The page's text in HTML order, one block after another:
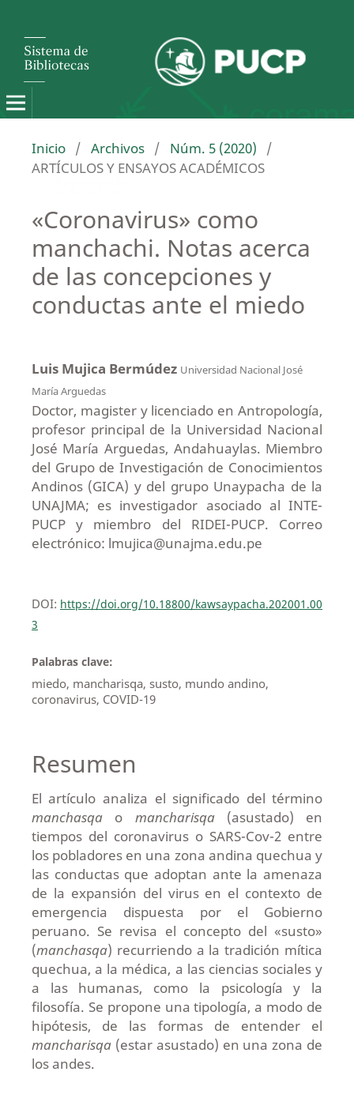
Inicio / Archivos / Núm. 5 (2020)
/
ARTÍCULOS Y ENSAYOS ACADÉMICOS
«Coronavirus» como
manchachi. Notas acerca
de las concepciones y
conductas ante el miedo
Luis Mujica Bermúdez Universidad Nacional José
María Arguedas
Doctor, magister y licenciado en Antropología,
profesor principal de la Universidad Nacional
José María Arguedas, Andahuaylas. Miembro
del Grupo de Investigación de Conocimientos
Andinos (GICA) y del grupo Unaypacha de la
UNAJMA; es investigador asociado al INTE-
PUCP y miembro del RIDEI-PUCP. Correo
electrónico: lmujica@unajma.edu.pe
DOI: https://doi.org/10.18800/kawsaypacha.202001.00
3
Palabras clave:
miedo, mancharisqa, susto, mundo andino,
coronavirus, COVID-19
Resumen
El artículo analiza el significado del término
manchasqao mancharisqa(asustado) en
tiempos del coronavirus o SARS-Cov-2 entre
los pobladores en una zona andina quechua y
las conductas que adoptan ante la amenaza
de la expansión del virus en el contexto de
emergencia dispuesta por el Gobierno
peruano. Se revisa el concepto del «susto»
(manchasqa) recurriendo a la tradición mítica
quechua, a la médica, a las ciencias sociales y
a las humanas, como la psicología y la
filosofía. Se propone una tipología, a modo de
hipótesis, de las formas de entender el
mancharisqa(estar asustado) en una zona de
los andes.